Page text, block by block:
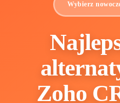
Wybierz
Zoho